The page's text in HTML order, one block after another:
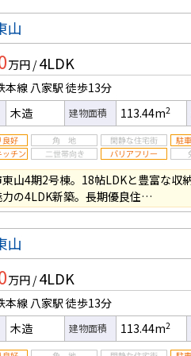
山
万円 / 4LDK
本線 八家駅徒歩13分
木造 建物面積 113.44m2
山4期2号棟。18帖LDKと豊富な収
力の4LDK新築。長期優良住…
山
万円 / 4LDK
本線 八家駅徒歩13分
木造 建物面積 113.44m2